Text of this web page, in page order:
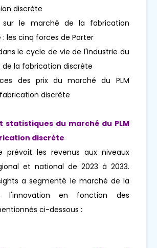
discrète
sur le marché de la fabrication
: les cinq forces de Porter
le cycle de vie de l'industrie du
la fabrication discrète
des prix du marché du PLM
discrète
statistiques du marché du PLM
discrète
prévoit les revenus aux niveaux
et national de 2023 à 2033.
a segmenté le marché de la
l'innovation en fonction des
ci-dessous :